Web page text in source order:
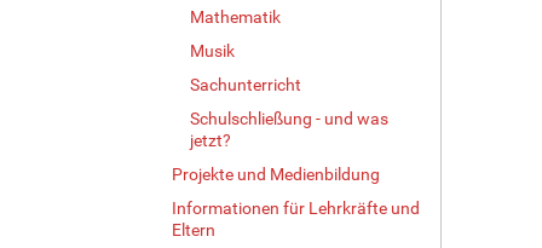
Mathematik
Musik
Sachunterricht
Schulschließung - und was
jetzt?
Projekte und Medienbildung
Informationen für Lehrkräfte und
Eltern